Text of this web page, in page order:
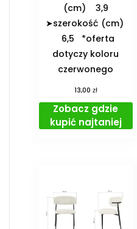
(cm) 3,9
➤szerokość (cm)
6,5 *oferta
dotyczy koloru
czerwonego
13,00 zł
Zobacz gdzie
kupić najtaniej